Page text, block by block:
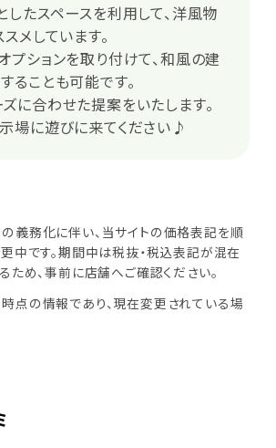
したスペースを利用して、洋風物
メしています。
プションを取り付けて、和風の建
ることも可能です。
に合わせた提案をいたします。
場に遊びに来てください♪
義務化に伴い、当サイトの価格表記を順
中です。期間中は税抜・税込表記が混在
ため、事前に店舗へご確認ください。
点の情報であり、現在変更されている場